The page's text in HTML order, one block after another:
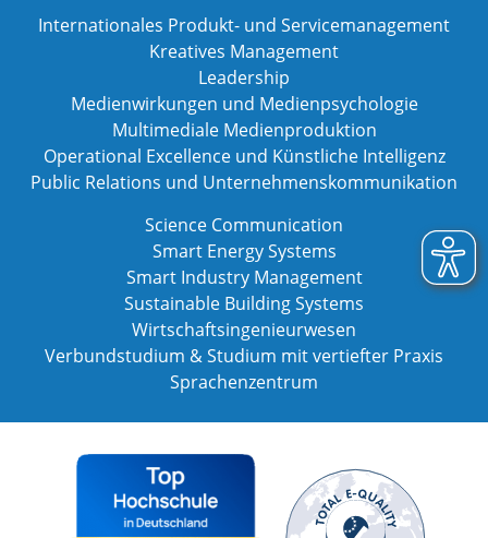
Internationales Produkt- und Servicemanagement
Kreatives Management
Leadership
Medienwirkungen und Medienpsychologie
Multimediale Medienproduktion
Operational Excellence und Künstliche Intelligenz
Public Relations und Unternehmenskommunikation
Science Communication
Smart Energy Systems
Smart Industry Management
Sustainable Building Systems
Wirtschaftsingenieurwesen
Verbundstudium & Studium mit vertiefter Praxis
Sprachenzentrum